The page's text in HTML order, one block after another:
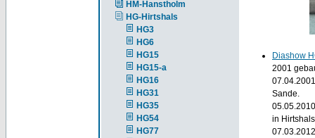
HM-Hanstholm
HG-Hirtshals
HG3
HG6
HG15
HG15-a
HG16
HG31
HG35
HG54
HG77
Diashow
2001
Sande.
in